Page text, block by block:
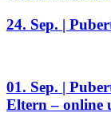
24. Sep. |
01. Sep. |
Eltern – online